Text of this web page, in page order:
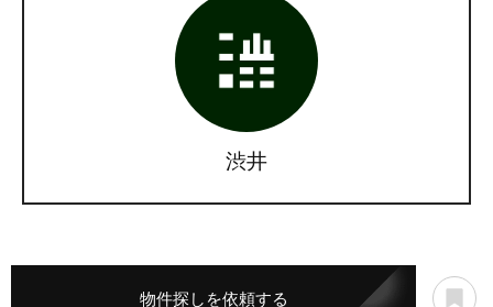
渋井
物件探しを依頼する